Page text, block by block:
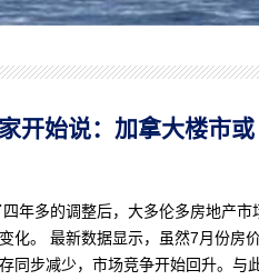
开始说：加拿大楼市或
年多的调整后，大多伦多房地产市
化。 最新数据显示，虽然7月份房
同步减少，市场竞争开始回升。与